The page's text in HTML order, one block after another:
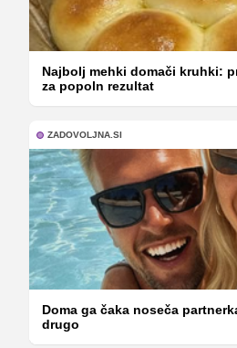
Najbolj mehki domači kruhki:
za popoln rezultat
ZADOVOLJNA.SI
Doma ga čaka noseča
drugo